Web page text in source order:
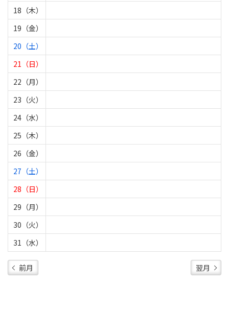
18（木）
19（金）
20（土）
21（日）
22（月）
23（火）
24（水）
25（木）
26（金）
27（土）
28（日）
29（月）
30（火）
31（水）
前月 翌月